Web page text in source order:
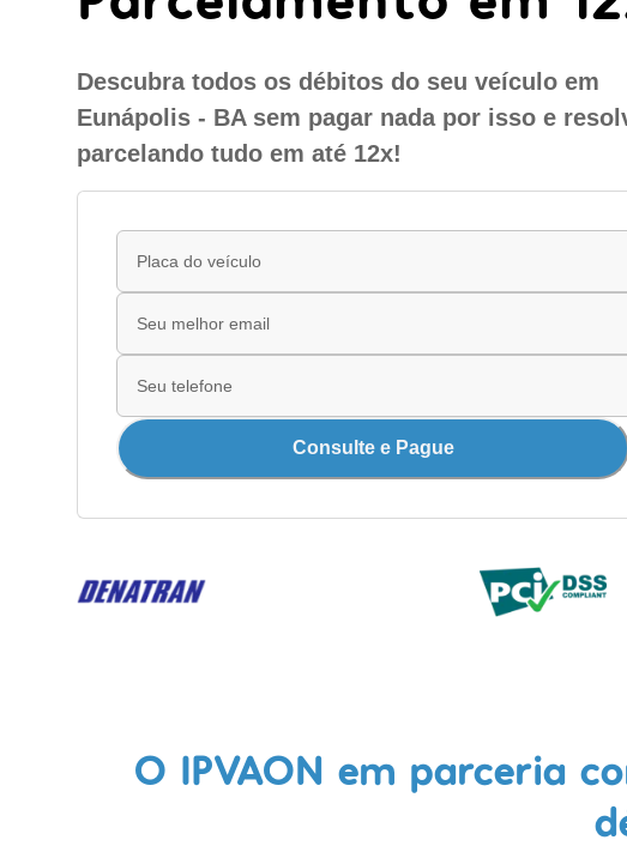
Descubra todos os débitos do seu veículo em
Eunápolis - BA sem pagar nada por isso e
parcelando tudo em até 12x!
Consulte e Pague
O IPVAON em parceria